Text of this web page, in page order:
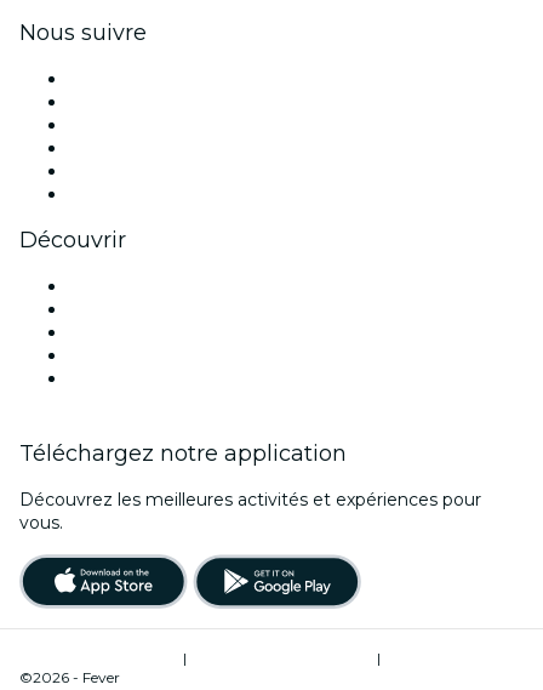
Nous suivre
Découvrir
Téléchargez notre application
Découvrez les meilleures activités et expériences pour
vous.
| |
©2026 - Fever